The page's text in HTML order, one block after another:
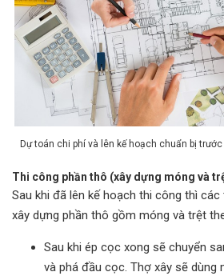
Dự toán chi phí và lên kế hoạch chuẩn bị
Thi công phần thô (xây dựng móng và
Sau khi đã lên kế hoạch thi công thì
xây dựng phần thô gồm móng và trệt
Sau khi ép cọc xong sẽ chuyển
và phá đầu cọc. Thợ xây sẽ dùng